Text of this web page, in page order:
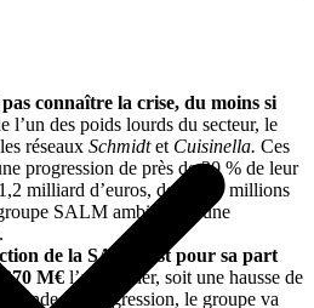
connaître la crise, du moins si
l’un des poids lourds du secteur, le
réseaux Schmidtet Cuisinella. Ces
progression de près de 20 % de leur
milliard d’euros, dont 380 millions
SALM ambitionne une
de la SALM est pour sa part
370 M€ l’an dernier, soit une hausse de
en progression, le groupe va